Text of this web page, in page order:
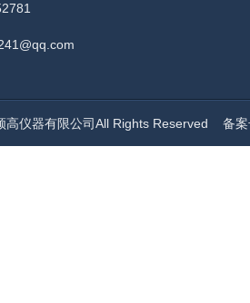
高仪器有限公司All Rights Reserved 备